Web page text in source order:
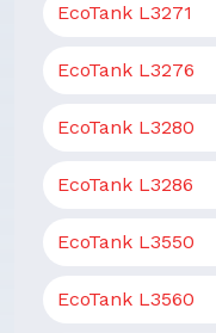
EcoTank L3271
EcoTank L3276
EcoTank L3280
EcoTank L3286
EcoTank L3550
EcoTank L3560